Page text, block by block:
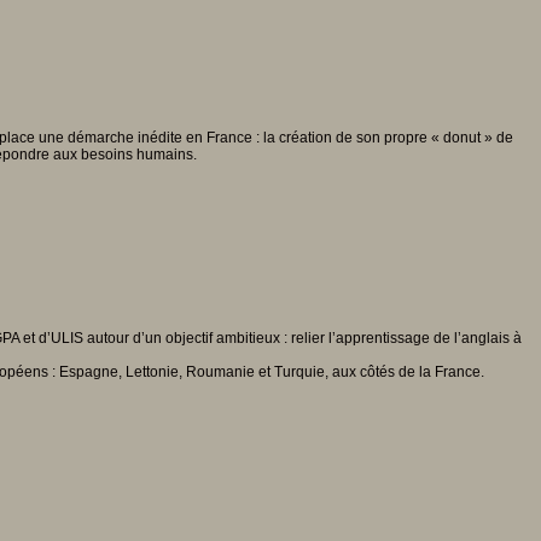
une démarche inédite en France : la création de son propre « donut » de
aux besoins humains.
et d’ULIS autour d’un objectif ambitieux : relier l’apprentissage de l’anglais à
: Espagne, Lettonie, Roumanie et Turquie, aux côtés de la France.